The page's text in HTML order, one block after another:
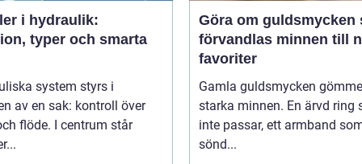
i hydraulik:
typer och smarta
system styrs i
av en sak: kontroll över
flöde. I centrum står
Göra om guldsmycken så
förvandlas minnen till
favoriter
Gamla guldsmycken
starka minnen. En ärvd ring
inte passar, ett armband
sönd...